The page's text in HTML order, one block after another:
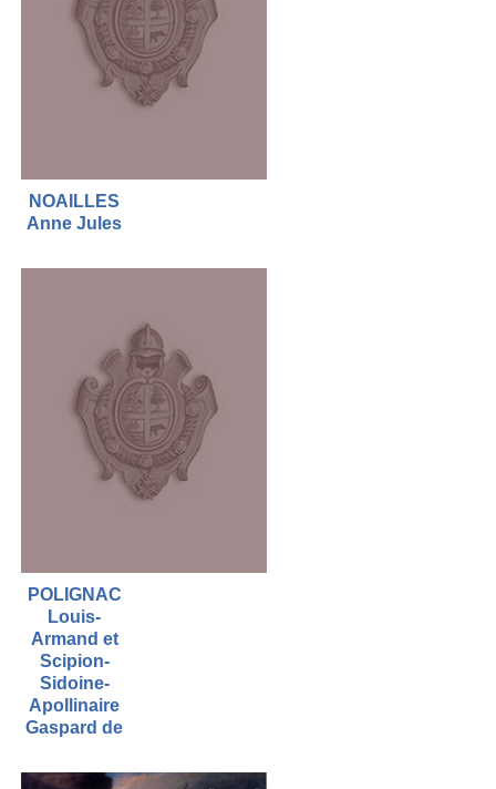
NOAILLES
Anne Jules
POLIGNAC
Louis-
Armand et
Scipion-
Sidoine-
Apollinaire
Gaspard de